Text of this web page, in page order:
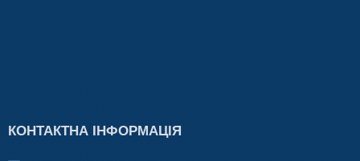
КОНТАКТНА ІНФОРМАЦІЯ